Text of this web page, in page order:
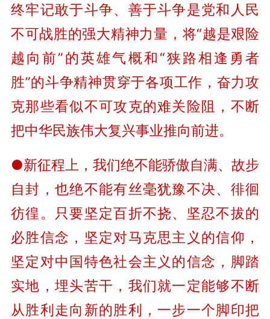
终牢记敢于斗争、善于斗争是党和人民
不可战胜的强大精神力量，将“越是艰险
越向前”的英雄气概和“狭路相逢勇者
胜”的斗争精神贯穿于各项工作，奋力攻
克那些看似不可攻克的难关险阻，不断
把中华民族伟大复兴事业推向前进。
●新征程上，我们绝不能骄傲自满、故步
自封，也绝不能有丝毫犹豫不决、徘徊
彷徨。只要坚定百折不挠、坚忍不拔的
必胜信念，坚定对马克思主义的信仰，
坚定对中国特色社会主义的信念，脚踏
实地，埋头苦干，我们就一定能够不断
从胜利走向新的胜利，一步一个脚印把